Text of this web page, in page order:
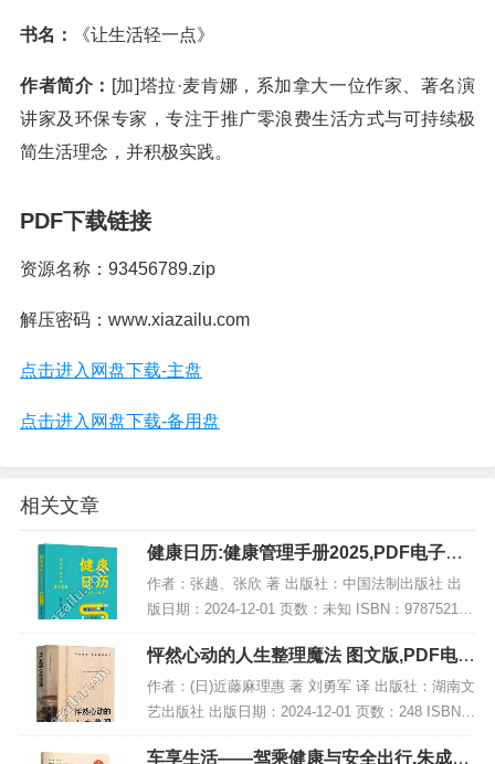
书名： 《让生活轻一点》
作者简介： [加]塔拉·麦肯娜，系加拿大一位作家、著名演
讲家及环保专家，专注于推广零浪费生活方式与可持续极
简生活理念，并积极实践。
PDF下载链接
资源名称：93456789.zip
解压密码：www.xiazailu.com
点击进入网盘下载-主盘
点击进入网盘下载-备用盘
相关文章
健康日历:健康管理手册2025,PDF电子书
网盘下载
作者：张越、张欣 著 出版社：中国法制出版社 出
版日期：2024-12-01 页数：未知 ISBN：978752164
8119 电子书大小：248MB [高清扫描版PDF格式] 内
容简介 依...
怦然心动的人生整理魔法 图文版,PDF电子
书网盘下载
作者：(日)近藤麻理惠 著 刘勇军 译 出版社：湖南文
艺出版社 出版日期：2024-12-01 页数：248 ISBN：
9787572621147 电子书大小：199MB [高清扫描版P
车享生活——驾乘健康与安全出行,朱成英,